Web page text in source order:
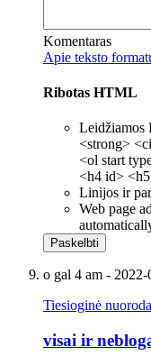
Komentaras
Apie teksto
Ribotas HTML
Leidžiamos
<strong>
<ol start
<h4 id>
Linijos ir
Web page
o gal 4 am - 2022-
Tiesioginė nuoroda
visai ir